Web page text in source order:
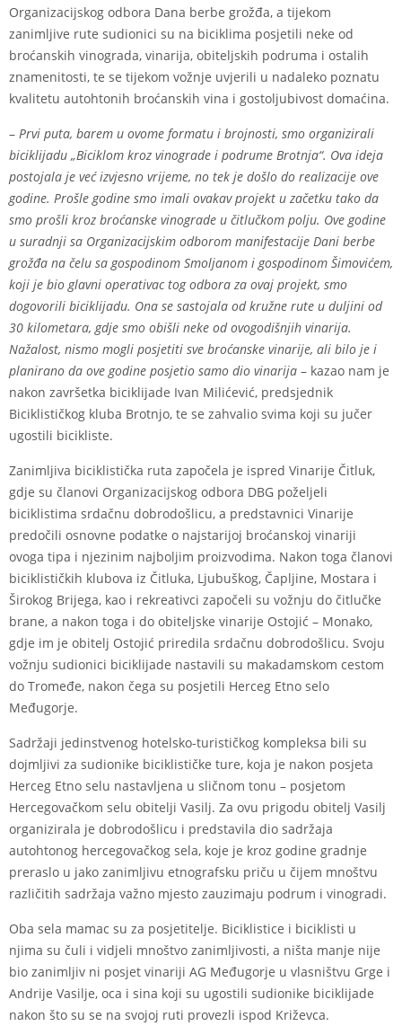
Organizacijskog odbora Dana berbe grožđa, a tijekom
zanimljive rute sudionici su na biciklima posjetili neke od
broćanskih vinograda, vinarija, obiteljskih podruma i ostalih
znamenitosti, te se tijekom vožnje uvjerili u nadaleko poznatu
kvalitetu autohtonih broćanskih vina i gostoljubivost domaćina.
– Prvi puta, barem u ovome formatu i brojnosti, smo organizirali
biciklijadu „Biciklom kroz vinograde i podrume Brotnja“. Ova ideja
postojala je već izvjesno vrijeme, no tek je došlo do realizacije ove
godine. Prošle godine smo imali ovakav projekt u začetku tako da
smo prošli kroz broćanske vinograde u čitlučkom polju. Ove godine
u suradnji sa Organizacijskim odborom manifestacije Dani berbe
grožđa na čelu sa gospodinom Smoljanom i gospodinom Šimovićem,
koji je bio glavni operativac tog odbora za ovaj projekt, smo
dogovorili biciklijadu. Ona se sastojala od kružne rute u duljini od
30 kilometara, gdje smo obišli neke od ovogodišnjih vinarija.
Nažalost, nismo mogli posjetiti sve broćanske vinarije, ali bilo je i
planirano da ove godine posjetio samo dio vinarija – kazao nam je
nakon završetka biciklijade Ivan Milićević, predsjednik
Biciklističkog kluba Brotnjo, te se zahvalio svima koji su jučer
ugostili bicikliste.
Zanimljiva biciklistička ruta započela je ispred Vinarije Čitluk,
gdje su članovi Organizacijskog odbora DBG poželjeli
biciklistima srdačnu dobrodošlicu, a predstavnici Vinarije
predočili osnovne podatke o najstarijoj broćanskoj vinariji
ovoga tipa i njezinim najboljim proizvodima. Nakon toga članovi
biciklističkih klubova iz Čitluka, Ljubuškog, Čapljine, Mostara i
Širokog Brijega, kao i rekreativci započeli su vožnju do čitlučke
brane, a nakon toga i do obiteljske vinarije Ostojić – Monako,
gdje im je obitelj Ostojić priredila srdačnu dobrodošlicu. Svoju
vožnju sudionici biciklijade nastavili su makadamskom cestom
do Tromeđe, nakon čega su posjetili Herceg Etno selo
Međugorje.
Sadržaji jedinstvenog hotelsko-turističkog kompleksa bili su
dojmljivi za sudionike biciklističke ture, koja je nakon posjeta
Herceg Etno selu nastavljena u sličnom tonu – posjetom
Hercegovačkom selu obitelji Vasilj. Za ovu prigodu obitelj Vasilj
organizirala je dobrodošlicu i predstavila dio sadržaja
autohtonog hercegovačkog sela, koje je kroz godine gradnje
preraslo u jako zanimljivu etnografsku priču u čijem mnoštvu
različitih sadržaja važno mjesto zauzimaju podrum i vinogradi.
Oba sela mamac su za posjetitelje. Biciklistice i biciklisti u
njima su čuli i vidjeli mnoštvo zanimljivosti, a ništa manje nije
bio zanimljiv ni posjet vinariji AG Međugorje u vlasništvu Grge i
Andrije Vasilje, oca i sina koji su ugostili sudionike biciklijade
nakon što su se na svojoj ruti provezli ispod Križevca.